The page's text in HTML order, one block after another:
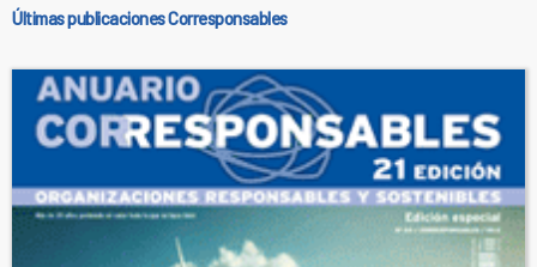
Últimas publicaciones Corresponsables